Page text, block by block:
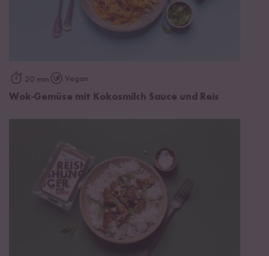
20 min Vegan
Wok-Gemüse mit Kokosmilch Sauce und Reis